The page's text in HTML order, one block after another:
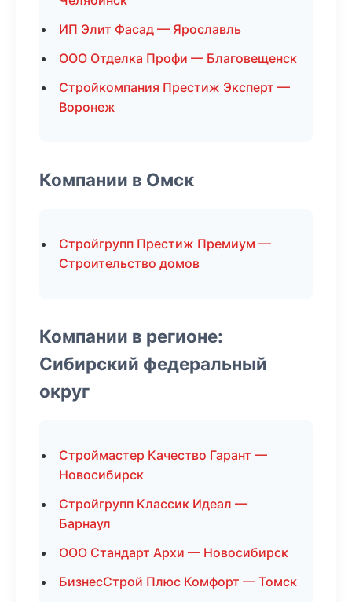
ИП Элит Фасад — Ярославль
ООО Отделка Профи — Благовещенск
Стройкомпания Престиж Эксперт —
Воронеж
Компании в Омск
Стройгрупп Престиж Премиум —
Строительство домов
Компании в регионе:
Сибирский федеральный
округ
Строймастер Качество Гарант —
Новосибирск
Стройгрупп Классик Идеал —
Барнаул
ООО Стандарт Архи — Новосибирск
БизнесСтрой Плюс Комфорт — Томск